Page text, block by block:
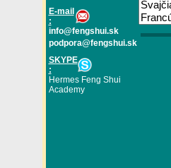
E-mail
:
info@fengshui.sk
podpora@fengshui.sk
SKYPE
:
Hermes Feng Shui
Academy